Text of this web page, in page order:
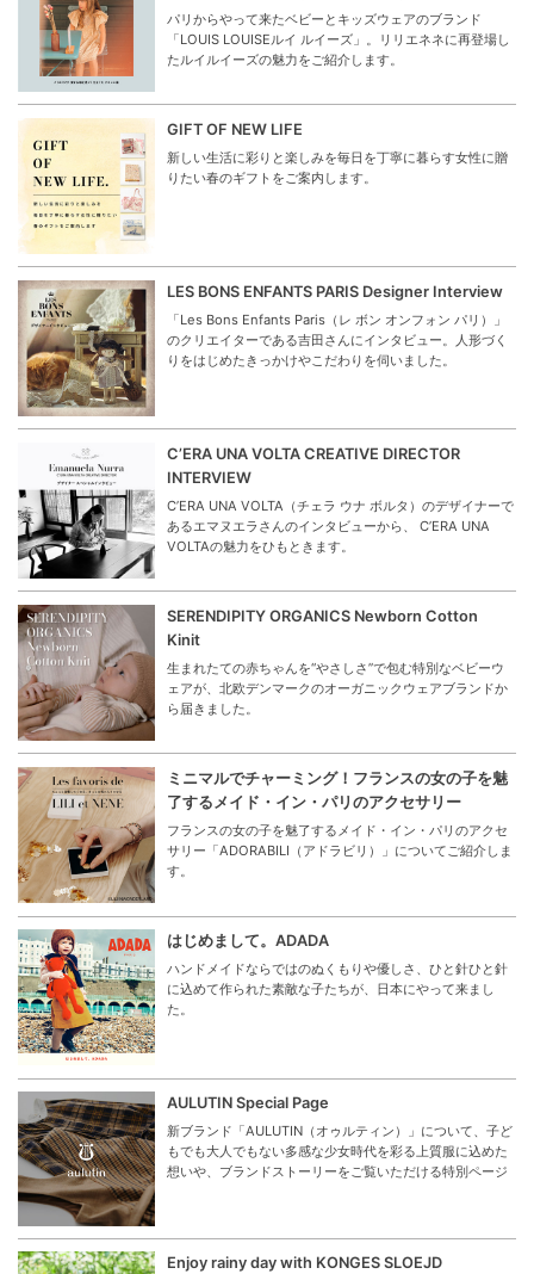
パリからやって来たベビーとキッズウェアのブランド
「LOUIS LOUISEルイ ルイーズ」。リリエネネに再登場し
たルイルイーズの魅力をご紹介します。
GIFT OF NEW LIFE
新しい生活に彩りと楽しみを毎日を丁寧に暮らす女性に贈
りたい春のギフトをご案内します。
LES BONS ENFANTS PARIS Designer Interview
「Les Bons Enfants Paris（レ ボン オンフォン パリ）」
のクリエイターである吉田さんにインタビュー。人形づく
りをはじめたきっかけやこだわりを伺いました。
C’ERA UNA VOLTA CREATIVE DIRECTOR
INTERVIEW
C’ERA UNA VOLTA（チェラ ウナ ボルタ）のデザイナーで
あるエマヌエラさんのインタビューから、 C’ERA UNA
VOLTAの魅力をひもときます。
SERENDIPITY ORGANICS Newborn Cotton
Kinit
生まれたての赤ちゃんを“やさしさ”で包む特別なベビーウ
ェアが、北欧デンマークのオーガニックウェアブランドか
ら届きました。
ミニマルでチャーミング！フランスの女の子を魅
了するメイド・イン・パリのアクセサリー
フランスの女の子を魅了するメイド・イン・パリのアクセ
サリー「ADORABILI（アドラビリ）」についてご紹介しま
す。
はじめまして。ADADA
ハンドメイドならではのぬくもりや優しさ、ひと針ひと針
に込めて作られた素敵な子たちが、日本にやって来まし
た。
AULUTIN Special Page
新ブランド「AULUTIN（オゥルティン）」について、子ど
もでも大人でもない多感な少女時代を彩る上質服に込めた
想いや、ブランドストーリーをご覧いただける特別ページ
Enjoy rainy day with KONGES SLOEJD